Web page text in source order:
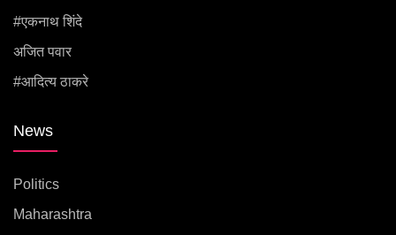
#एकनाथ शिंदे
अजित पवार
#आदित्य ठाकरे
News
Politics
Maharashtra